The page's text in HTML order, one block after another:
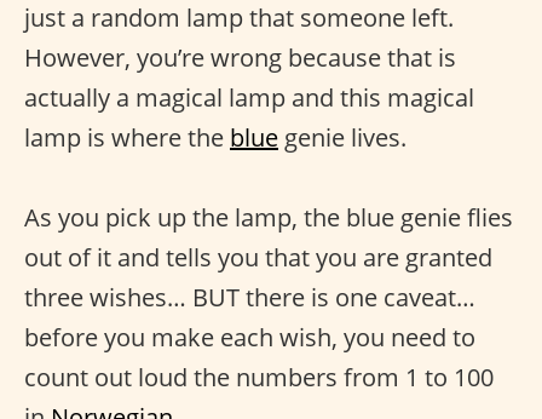
just a random lamp that someone left.
However, you’re wrong because that is
actually a magical lamp and this magical
lamp is where the blue genie lives.
As you pick up the lamp, the blue genie flies
out of it and tells you that you are granted
three wishes… BUT there is one caveat…
before you make each wish, you need to
count out loud the numbers from 1 to 100